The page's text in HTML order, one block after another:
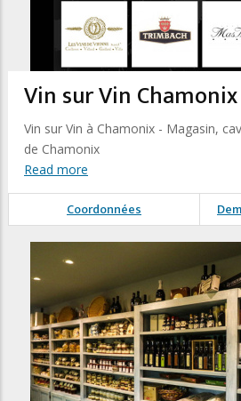
Vin sur Vin
Vin sur Vin à Chamonix - Magasin,
de Chamonix
Read more
Coordonnées